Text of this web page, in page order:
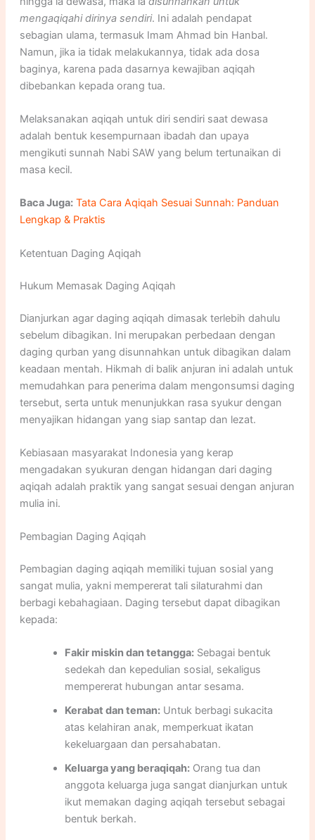
mengaqiqahi dirinya sendiri. Ini adalah pendapat
sebagian ulama, termasuk Imam Ahmad bin Hanbal.
Namun, jika ia tidak melakukannya, tidak ada dosa
baginya, karena pada dasarnya kewajiban aqiqah
dibebankan kepada orang tua.
Melaksanakan aqiqah untuk diri sendiri saat dewasa
adalah bentuk kesempurnaan ibadah dan upaya
mengikuti sunnah Nabi SAW yang belum tertunaikan di
masa kecil.
Baca Juga: Tata Cara Aqiqah Sesuai Sunnah: Panduan
Lengkap & Praktis
Ketentuan Daging Aqiqah
Hukum Memasak Daging Aqiqah
Dianjurkan agar daging aqiqah dimasak terlebih dahulu
sebelum dibagikan. Ini merupakan perbedaan dengan
daging qurban yang disunnahkan untuk dibagikan dalam
keadaan mentah. Hikmah di balik anjuran ini adalah untuk
memudahkan para penerima dalam mengonsumsi daging
tersebut, serta untuk menunjukkan rasa syukur dengan
menyajikan hidangan yang siap santap dan lezat.
Kebiasaan masyarakat Indonesia yang kerap
mengadakan syukuran dengan hidangan dari daging
aqiqah adalah praktik yang sangat sesuai dengan anjuran
mulia ini.
Pembagian Daging Aqiqah
Pembagian daging aqiqah memiliki tujuan sosial yang
sangat mulia, yakni mempererat tali silaturahmi dan
berbagi kebahagiaan. Daging tersebut dapat dibagikan
kepada:
Fakir miskin dan tetangga:Sebagai bentuk
sedekah dan kepedulian sosial, sekaligus
mempererat hubungan antar sesama.
Kerabat dan teman:Untuk berbagi sukacita
atas kelahiran anak, memperkuat ikatan
kekeluargaan dan persahabatan.
Keluarga yang beraqiqah:Orang tua dan
anggota keluarga juga sangat dianjurkan untuk
ikut memakan daging aqiqah tersebut sebagai
bentuk berkah.